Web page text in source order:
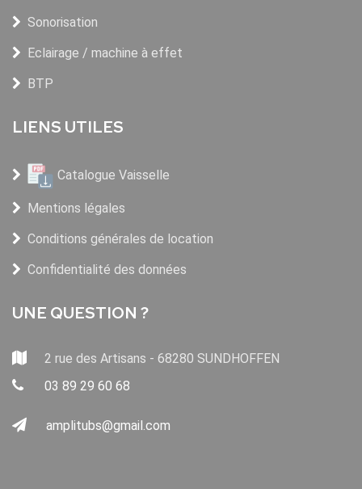
Sonorisation
Eclairage / machine à effet
BTP
LIENS UTILES
Catalogue Vaisselle
Mentions légales
Conditions générales de location
Confidentialité des données
UNE QUESTION ?
2 rue des Artisans - 68280 SUNDHOFFEN
03 89 29 60 68
amplitubs@gmail.com